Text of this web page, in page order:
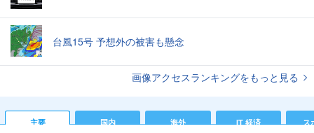
台風15号 予想外の被害も懸念
画像アクセスランキングをもっと見る
主要 国内 海外 IT 経済 ス